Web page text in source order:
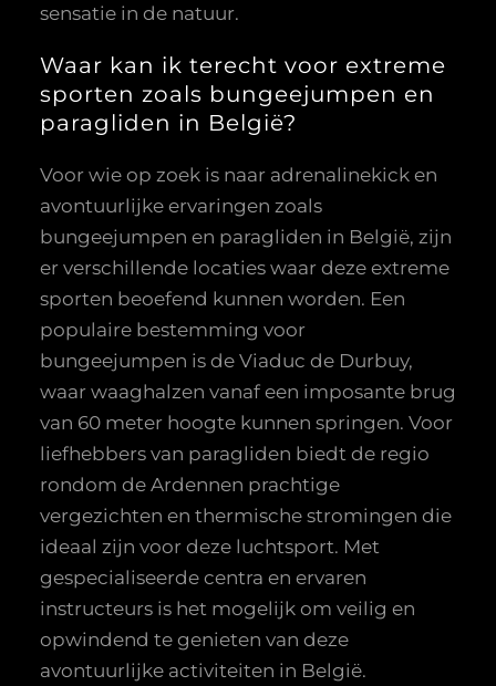
sensatie in de natuur.
Waar kan ik terecht voor extreme
sporten zoals bungeejumpen en
paragliden in België?
Voor wie op zoek is naar adrenalinekick en
avontuurlijke ervaringen zoals
bungeejumpen en paragliden in België, zijn
er verschillende locaties waar deze extreme
sporten beoefend kunnen worden. Een
populaire bestemming voor
bungeejumpen is de Viaduc de Durbuy,
waar waaghalzen vanaf een imposante brug
van 60 meter hoogte kunnen springen. Voor
liefhebbers van paragliden biedt de regio
rondom de Ardennen prachtige
vergezichten en thermische stromingen die
ideaal zijn voor deze luchtsport. Met
gespecialiseerde centra en ervaren
instructeurs is het mogelijk om veilig en
opwindend te genieten van deze
avontuurlijke activiteiten in België.